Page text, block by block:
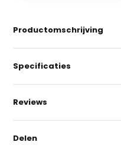
Productomschrijving
Specificaties
Reviews
Delen